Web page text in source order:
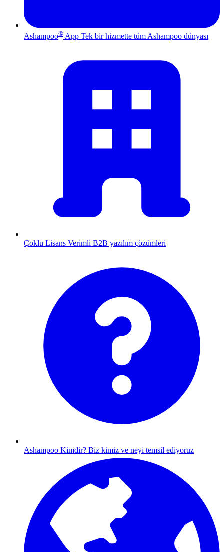
Ashampoo® App Tek bir hizmette tüm Ashampoo dünyası
Çoklu Lisans Verimli B2B yazılım çözümleri
Ashampoo Kimdir? Biz kimiz ve neyi temsil ediyoruz